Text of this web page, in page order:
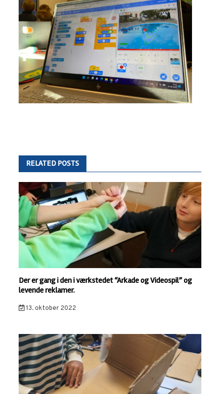
RELATED POSTS
Der er gang i den i værkstedet “Arkade og Videospil” og
levende reklamer.
13. oktober 2022